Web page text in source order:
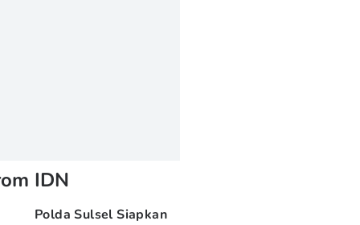
IDN
Polda Sulsel Siapkan